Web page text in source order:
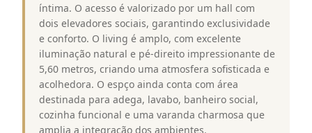
íntima. O acesso é valorizado por um hall com
dois elevadores sociais, garantindo exclusividade
e conforto. O living é amplo, com excelente
iluminação natural e pé-direito impressionante de
5,60 metros, criando uma atmosfera sofisticada e
acolhedora. O espço ainda conta com área
destinada para adega, lavabo, banheiro social,
cozinha funcional e uma varanda charmosa que
amplia a integração dos ambientes.